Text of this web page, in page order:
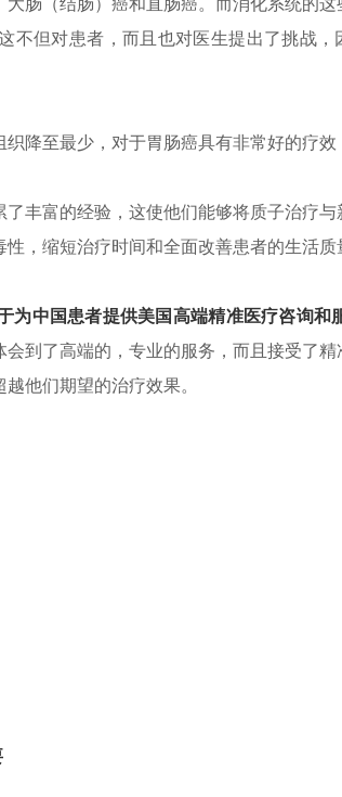
但对患者，而且也对医生提出了挑战，
降至最少，对于胃肠癌具有非常好的疗效
丰富的经验，这使他们能够将质子治疗
，缩短治疗时间和全面改善患者的生活质
中国患者提供美国高端精准医疗咨询和
到了高端的，专业的服务，而且接受了
他们期望的治疗效果。